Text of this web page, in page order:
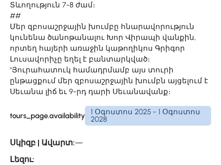
Տևողություն 7-8 ժամ։
##
Մեր զբոսաշրջային խումբը հնարավորություն
կունենա ծանոթանալու Խոր Վիրապի վանքին,
որտեղ հայերի առաջին կաթողիկոս Գրիգոր
Լուսավորիչը եղել է բանտարկված։
"Յուրահատուկ համադրմամբ այս տուրի
ընթացքում մեր զբոսաշրջային խումբն այցելում է
Սեւանա լիճ եւ 9-րդ դարի Սեւանավանք։
tours_page.availability
1 Օգոստոս 2025 - 1 Օգոստոս
2028
Սկիզբ | Ավարտ:—
Լեզու: